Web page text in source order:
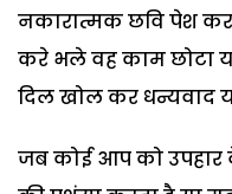
नकारात्मक छवि पेश
करे भले वह काम छोटा
दिल खोल कर धन्यवाद
जब कोई आप को उपहार